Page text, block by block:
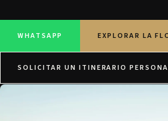
WHATSAPP EXPLORAR LA
SOLICITAR UN ITINERARIO